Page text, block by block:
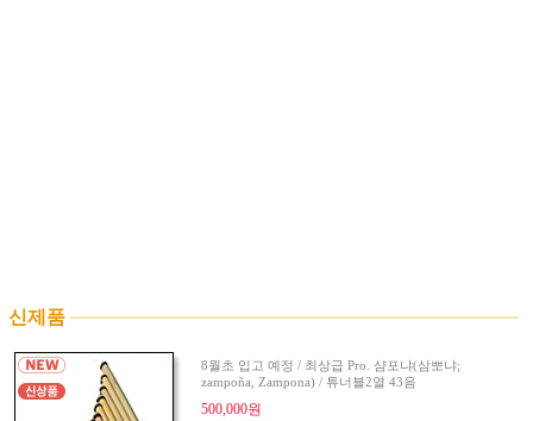
신제품
8월초 입고 예정 / 최상급 Pro. 샴포냐(삼뽀냐;
zampoña, Zampona) / 튜너블2열 43음
500,000원